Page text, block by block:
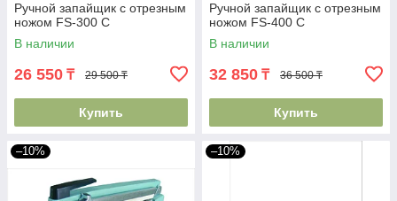
Ручной запайщик с отрезным
ножом FS-300 C
В наличии
26 550 ₸ 29 500 ₸
Купить
Ручной запайщик с отрезным
ножом FS-400 C
В наличии
32 850 ₸ 36 500 ₸
Купить
–10% –10%